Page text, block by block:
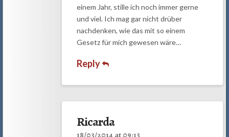
einem Jahr, stille ich noch immer gerne
und viel. Ich mag gar nicht drüber
nachdenken, wie das mit so einem
Gesetz für mich gewesen wäre…
Reply
Ricarda
18/03/2014 at 09:13